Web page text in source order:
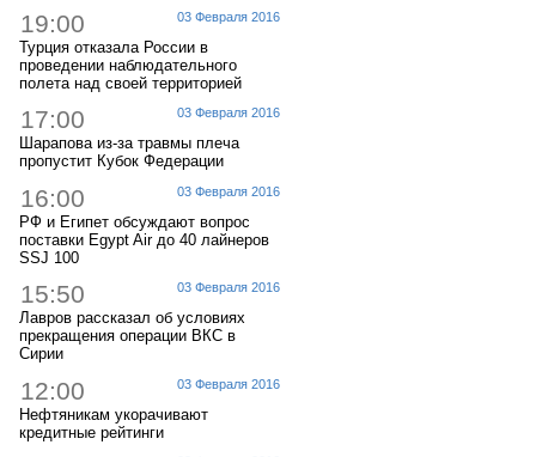
03 Февраля 2016
19:00
Турция отказала России в
проведении наблюдательного
полета над своей территорией
03 Февраля 2016
17:00
Шарапова из-за травмы плеча
пропустит Кубок Федерации
03 Февраля 2016
16:00
РФ и Египет обсуждают вопрос
поставки Egypt Air до 40 лайнеров
SSJ 100
03 Февраля 2016
15:50
Лавров рассказал об условиях
прекращения операции ВКС в
Сирии
03 Февраля 2016
12:00
Нефтяникам укорачивают
кредитные рейтинги